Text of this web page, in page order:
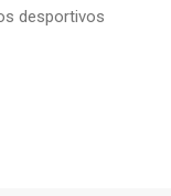
desportivos